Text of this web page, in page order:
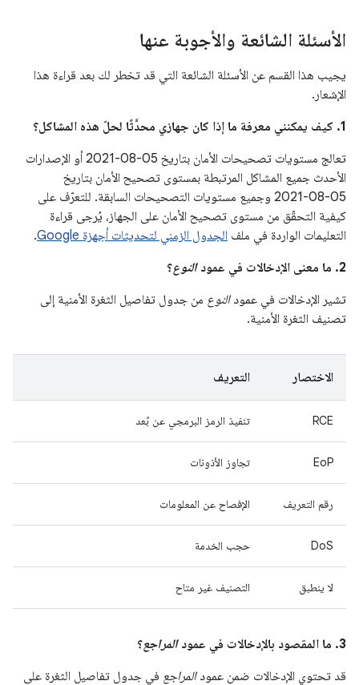
الأسئلة الشائعة والأجوبة عنها
يجيب هذا القسم عن الأسئلة الشائعة التي قد تخطر لك بعد قراءة هذا
الإشعار.
1. كيف يمكنني معرفة ما إذا كان جهازي محدَّثًا لحلّ هذه المشاكل؟
تعالج مستويات تصحيحات الأمان بتاريخ 05‏-08‏-2021 أو الإصدارات
الأحدث جميع المشاكل المرتبطة بمستوى تصحيح الأمان بتاريخ
05‏-08‏-2021 وجميع مستويات التصحيحات السابقة. للتعرّف على
كيفية التحقّق من مستوى تصحيح الأمان على الجهاز، يُرجى قراءة
التعليمات الواردة في ملف الجدول الزمني لتحديثات أجهزة Google
.
2. ما معنى الإدخالات في عمود
النوع؟
تشير الإدخالات في عمودالنوع من جدول تفاصيل الثغرة الأمنية إلى
تصنيف الثغرة الأمنية.
الاختصار التعريف
RCE تنفيذ الرمز البرمجي عن بُعد
EoP تجاوز الأذونات
رقم التعريف الإفصاح عن المعلومات
DoS حجب الخدمة
لا ينطبق التصنيف غير متاح
3. ما المقصود بالإدخالات في عمود المراجع؟
قد تحتوي الإدخالات ضمن عمودالمراجع في جدول تفاصيل الثغرة على